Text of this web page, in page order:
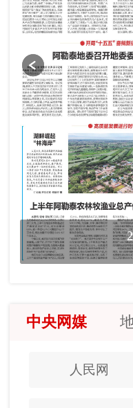
中央网媒
人民网